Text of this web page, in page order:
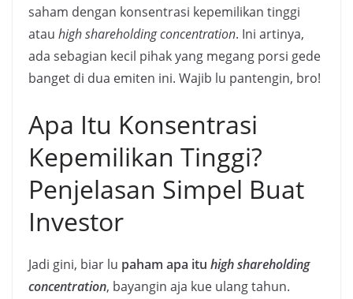
saham dengan konsentrasi kepemilikan tinggi
atau high shareholding concentration. Ini artinya,
ada sebagian kecil pihak yang megang porsi gede
banget di dua emiten ini. Wajib lu pantengin, bro!
Apa Itu Konsentrasi
Kepemilikan Tinggi?
Penjelasan Simpel Buat
Investor
Jadi gini, biar lu paham apa itu high shareholding
concentration, bayangin aja kue ulang tahun.